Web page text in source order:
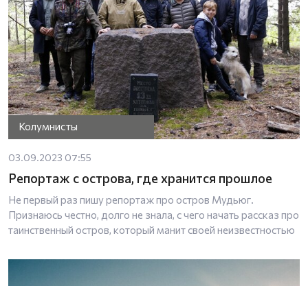
Колумнисты
03.09.2023 07:55
Репортаж с острова, где хранится прошлое
Не первый раз пишу репортаж про остров Мудьюг.
Признаюсь честно, долго не знала, с чего начать рассказ про
таинственный остров, который манит своей неизвестностью